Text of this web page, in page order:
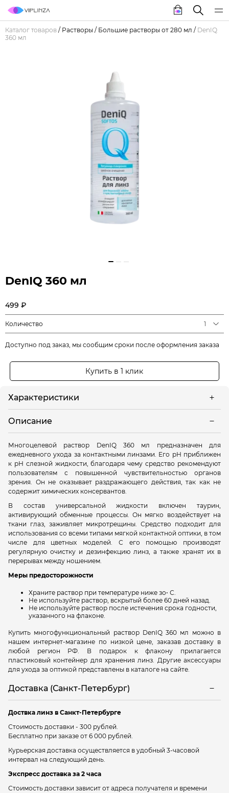
Каталог товаров / Растворы / Большие растворы от 280 мл / DenIQ
360 мл
DenIQ 360 мл
499 ₽
Количество 1
Доступно под заказ, мы сообщим сроки после оформления заказа
Купить в 1 клик
Характеристики
Описание
Многоцелевой раствор DenIQ 360 мл предназначен для
ежедневного ухода за контактными линзами. Его рН приближен
к рН слезной жидкости, благодаря чему средство рекомендуют
пользователям с повышенной чувствительностью органов
зрения. Он не оказывает раздражающего действия, так как не
содержит химических консервантов.
В состав универсальной жидкости включен таурин,
активирующий обменные процессы. Он мягко воздействует на
ткани глаз, заживляет микротрещины. Средство подходит для
использования со всеми типами мягкой контактной оптики, в том
числе для цветных моделей. С его помощью производят
регулярную очистку и дезинфекцию линз, а также хранят их в
перерывах между ношением.
Меры предосторожности
Храните раствор при температуре ниже зо• С.
Не используйте раствор, вскрытый более 60 дней назад.
Не используйте раствор после истечения срока годности,
указанного на флаконе.
Купить многофункциональный раствор DenIQ 360 мл можно в
нашем интернет-магазине по низкой цене, заказав доставку в
любой регион РФ. В подарок к флакону прилагается
пластиковый контейнер для хранения линз. Другие аксессуары
для ухода за оптикой представлены в каталоге на сайте.
Доставка (Санкт-Петербург)
Доствка линз в Санкт-Петербурге
Стоимость доставки - 300 рублей.
Бесплатно при заказе от 6 000 рублей.
Курьерская доставка осуществляется в удобный 3-часовой
интервал на следующий день.
Экспресс доставка за 2 часа
Стоимость доставки зависит от адреса получателя и времени